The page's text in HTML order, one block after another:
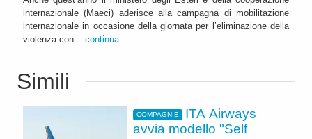
internazionale (Maeci) aderisce alla campagna di mobilitazione
internazionale in occasione della giornata per l’eliminazione della
violenza con... continua
Simili
COMPAGNIE
ITA Airways
avvia modello "Self